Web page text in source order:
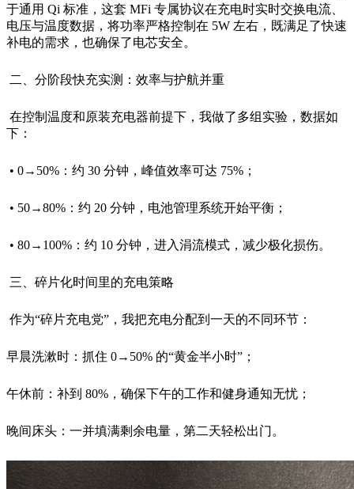
于通用 Qi 标准，这套 MFi 专属协议在充电时实时交换电流、
电压与温度数据，将功率严格控制在 5W 左右，既满足了快速
补电的需求，也确保了电芯安全。
二、分阶段快充实测：效率与护航并重
在控制温度和原装充电器前提下，我做了多组实验，数据如
下：
• 0→50%：约 30 分钟，峰值效率可达 75%；
• 50→80%：约 20 分钟，电池管理系统开始平衡；
• 80→100%：约 10 分钟，进入涓流模式，减少极化损伤。
三、碎片化时间里的充电策略
作为“碎片充电党”，我把充电分配到一天的不同环节：
早晨洗漱时：抓住 0→50% 的“黄金半小时”；
午休前：补到 80%，确保下午的工作和健身通知无忧；
晚间床头：一并填满剩余电量，第二天轻松出门。